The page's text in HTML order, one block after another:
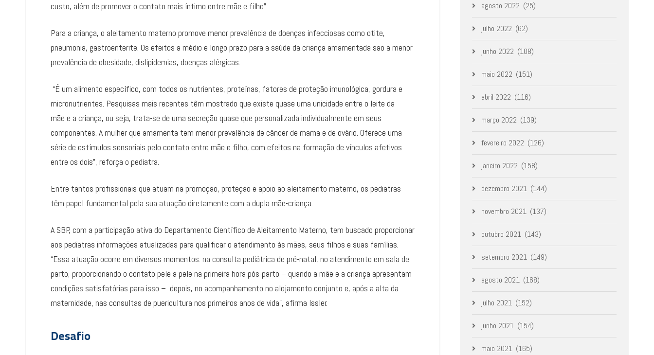
custo, além de promover o contato mais íntimo entre mãe e filho”.
Para a criança, o aleitamento materno promove menor prevalência de doenças infecciosas como otite,
pneumonia, gastroenterite. Os efeitos a médio e longo prazo para a saúde da criança amamentada são a menor
prevalência de obesidade, dislipidemias, doenças alérgicas.
“É um alimento específico, com todos os nutrientes, proteínas, fatores de proteção imunológica, gordura e
micronutrientes. Pesquisas mais recentes têm mostrado que existe quase uma unicidade entre o leite da
mãe e a criança, ou seja, trata-se de uma secreção quase que personalizada individualmente em seus
componentes. A mulher que amamenta tem menor prevalência de câncer de mama e de ovário. Oferece uma
série de estímulos sensoriais pelo contato entre mãe e filho, com efeitos na formação de vínculos afetivos
entre os dois”, reforça o pediatra.
Entre tantos profissionais que atuam na promoção, proteção e apoio ao aleitamento materno, os pediatras
têm papel fundamental pela sua atuação diretamente com a dupla mãe-criança.
A SBP, com a participação ativa do Departamento Científico de Aleitamento Materno, tem buscado proporcionar
aos pediatras informações atualizadas para qualificar o atendimento às mães, seus filhos e suas famílias.
“Essa atuação ocorre em diversos momentos: na consulta pediátrica de pré-natal, no atendimento em sala de
parto, proporcionando o contato pele a pele na primeira hora pós-parto – quando a mãe e a criança apresentam
condições satisfatórias para isso – depois, no acompanhamento no alojamento conjunto e, após a alta da
maternidade, nas consultas de puericultura nos primeiros anos de vida”, afirma Issler.
Desafio
agosto 2022 (25)
julho 2022 (62)
junho 2022 (108)
maio 2022 (151)
abril 2022 (116)
março 2022 (139)
fevereiro 2022 (126)
janeiro 2022 (158)
dezembro 2021 (144)
novembro 2021 (137)
outubro 2021 (143)
setembro 2021 (149)
agosto 2021 (168)
julho 2021 (152)
junho 2021 (154)
maio 2021 (165)